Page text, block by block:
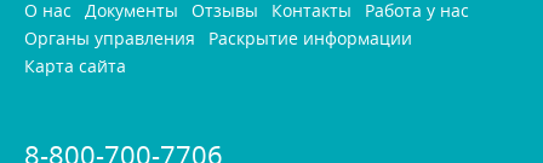
О нас Документы Отзывы Контакты
Работа у нас
Органы управления
Раскрытие информации
Карта сайта
8-800-700-7706